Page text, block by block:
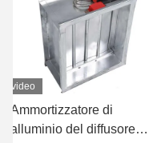
video
Ammortizzatore di
alluminio del diffusore